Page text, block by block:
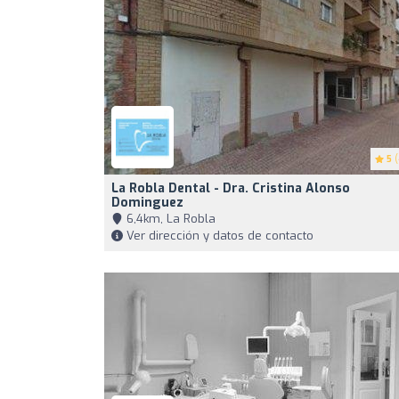
5
La Robla Dental - Dra. Cristina Alonso
Dominguez
6,4km, La Robla
Ver dirección y datos de contacto